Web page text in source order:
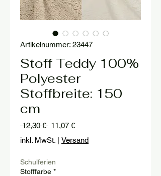
Artikelnummer: 23447
Stoff Teddy 100%
Polyester
Stoffbreite: 150
cm
12,30 € Standardpreis
11,07 €Sale-
Preis
inkl. MwSt. Versand
Schulferien
Stofffarbe *